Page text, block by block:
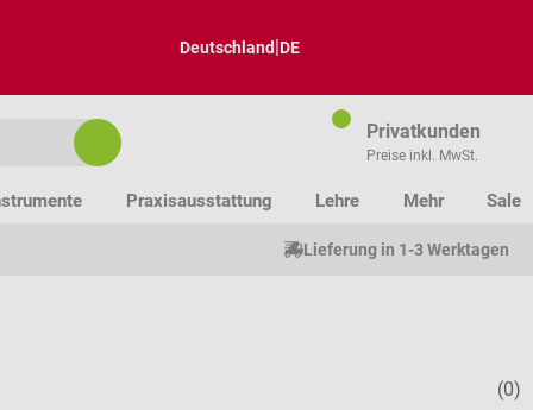
Deutschland|DE
Privatkunden
Preise inkl. MwSt.
Praxisausstattung Lehre Mehr Sale
Lieferung in 1-3 Werktagen
(0)